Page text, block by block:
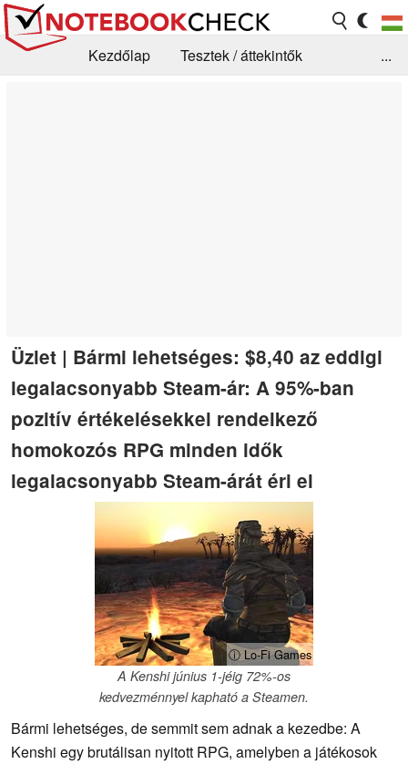
Kezdőlap
Tesztek / áttekintők
...
Üzlet | Bármi lehetséges: $8,40 az eddigi
legalacsonyabb Steam-ár: A 95%-ban
pozitív értékelésekkel rendelkező
homokozós RPG minden idők
legalacsonyabb Steam-árát éri el
ⓘ Lo-Fi Games
A Kenshi június 1-jéig 72%-os
kedvezménnyel kapható a Steamen.
Bármi lehetséges, de semmit sem adnak a kezedbe: A
Kenshi egy brutálisan nyitott RPG, amelyben a játékosok